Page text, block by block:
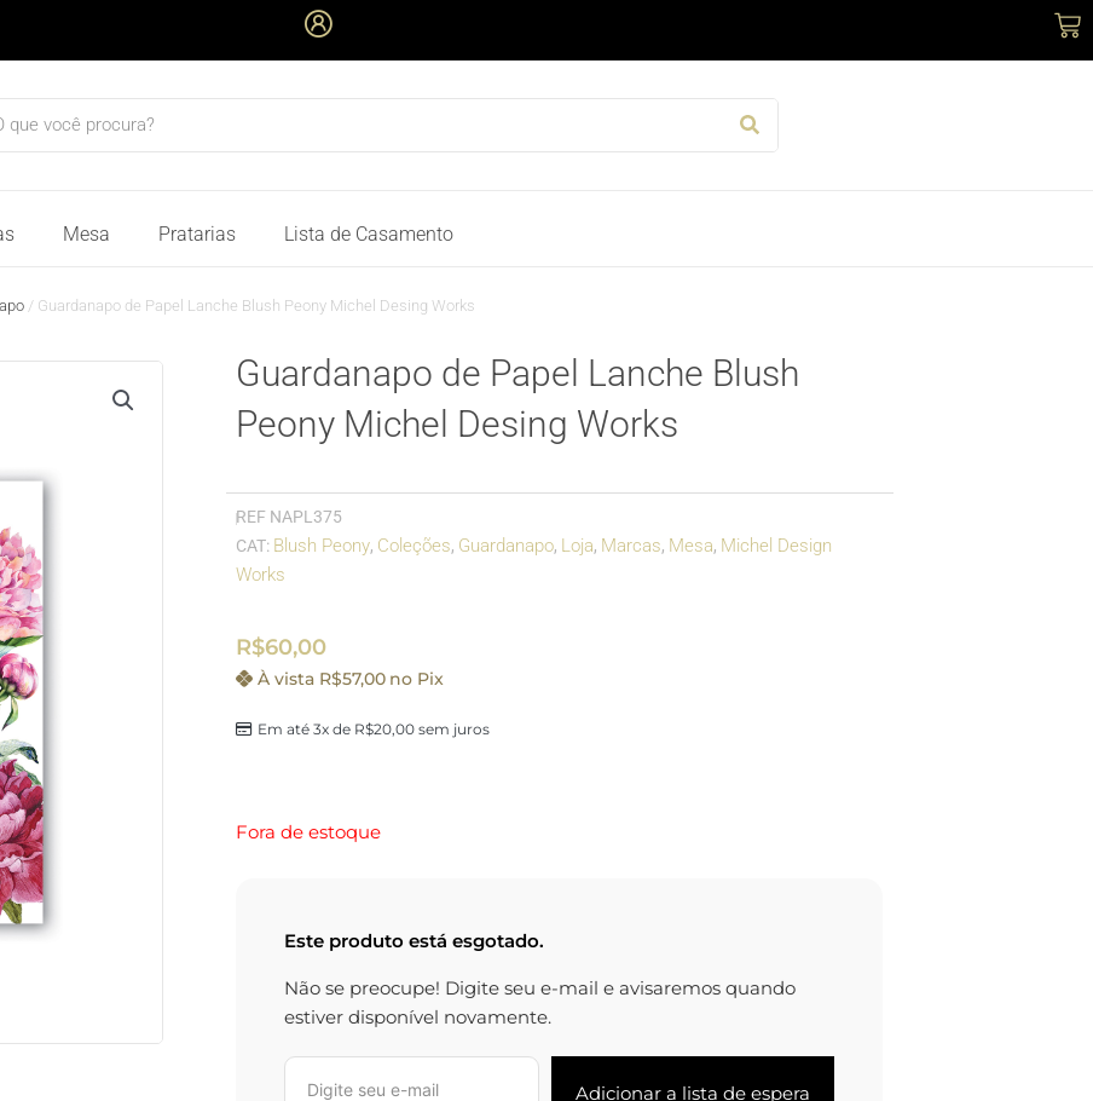
Mesa Pratarias Lista de Casamento
/ Guardanapo de Papel Lanche Blush Peony Michel Desing Works
Guardanapo de Papel Lanche Blush
Peony Michel Desing Works
REF NAPL375
CAT: Blush Peony, Coleções, Guardanapo, Loja, Marcas, Mesa, Michel Design
Works
R$60,00
Em até 3x de R$20,00sem juros
À vista R$57,00 no Pix
Fora de estoque
Este produto está esgotado.
Não se preocupe! Digite seu e-mail e avisaremos quando
estiver disponível novamente.